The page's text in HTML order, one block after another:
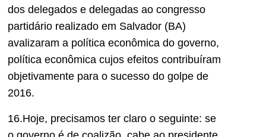
dos delegados e delegadas ao congresso
partidário realizado em Salvador (BA)
avalizaram a política econômica do governo,
política econômica cujos efeitos contribuíram
objetivamente para o sucesso do golpe de
2016.
16.Hoje, precisamos ter claro o seguinte: se